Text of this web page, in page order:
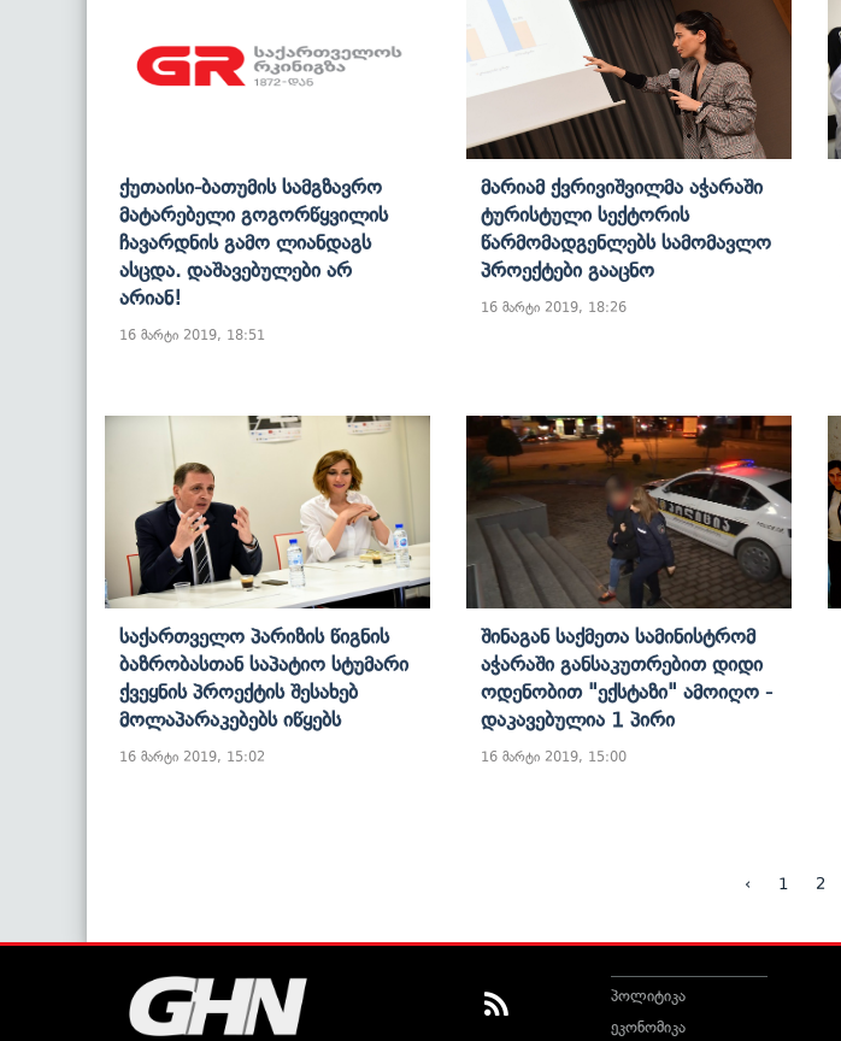
Ქუთაისი-Ბათუმის Სამგზავრო
Მატარებელი Გოგორწყვილის
Ჩავარდნის Გამო Ლიანდაგს
Ასცდა. Დაშავებულები Არ
Არიან!
16 მარტი 2019, 18:51
Მარიამ Ქვრივიშვილმა Აჭარაში
Ტურისტული Სექტორის
Წარმომადგენლებს Სამომავლო
Პროექტები Გააცნო
16 მარტი 2019, 18:26
Საქართველო Პარიზის Წიგნის
Ბაზრობასთან Საპატიო Სტუმარი
Ქვეყნის Პროექტის Შესახებ
Მოლაპარაკებებს Იწყებს
16 მარტი 2019, 15:02
Შინაგან Საქმეთა Სამინისტრომ
Აჭარაში Განსაკუთრებით Დიდი
Ოდენობით "ექსტაზი" Ამოიღო -
Დაკავებულია 1 Პირი
16 მარტი 2019, 15:00
‹ 1 2
პოლიტიკა
ეკონომიკა